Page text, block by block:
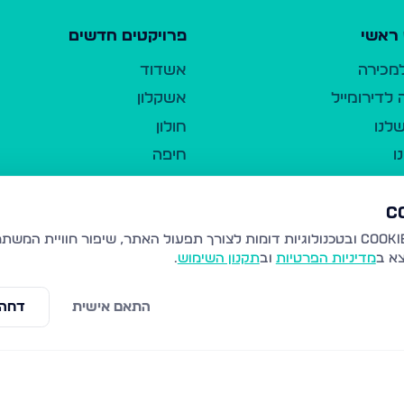
ראשי
היחיד
פרויקטים חדשים
אשדוד
אשקלון
חולון
חיפה
נהריה
עמנואל
במדיניות הפרטיות ובתקנון השימוש.
דחה התאם אישית